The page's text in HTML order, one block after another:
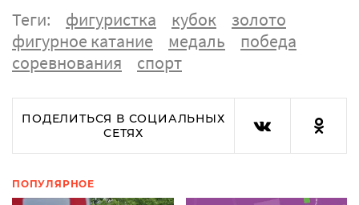
Теги: фигуристка кубок
золото
фигурное катание
медаль
победа
соревнования
спорт
ПОДЕЛИТЬСЯ В СОЦИАЛЬНЫХ
СЕТЯХ
ПОПУЛЯРНОЕ